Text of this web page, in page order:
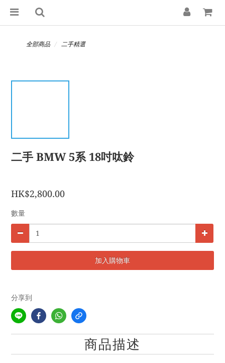
全部商品 二手精選
二手 BMW 5系 18吋呔鈴
HK$2,800.00
數量
加入購物車
分享到
商品描述